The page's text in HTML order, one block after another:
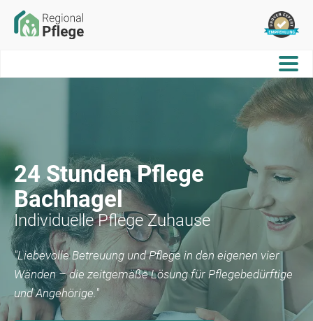
24 Stunden Pflege
Bachhagel
Individuelle Pflege Zuhause
"Liebevolle Betreuung und Pflege in den eigenen vier
Wänden – die zeitgemäße Lösung für Pflegebedürftige
und Angehörige."